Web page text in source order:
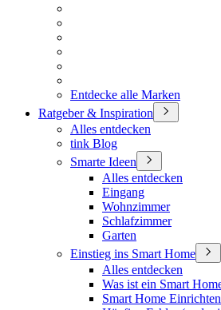
Entdecke alle Marken
Ratgeber & Inspiration
Alles entdecken
tink Blog
Smarte Ideen
Alles entdecken
Eingang
Wohnzimmer
Schlafzimmer
Garten
Einstieg ins Smart Home
Alles entdecken
Was ist ein Smart
Smart Home